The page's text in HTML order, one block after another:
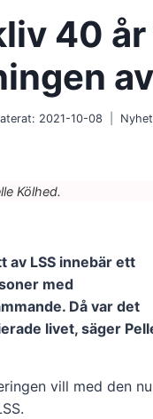
40
av
2021-10-08
Kölhed.
av LSS innebär ett
med
Då var det
livet, säger
vill med den nu